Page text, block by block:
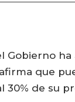
que
30% de su